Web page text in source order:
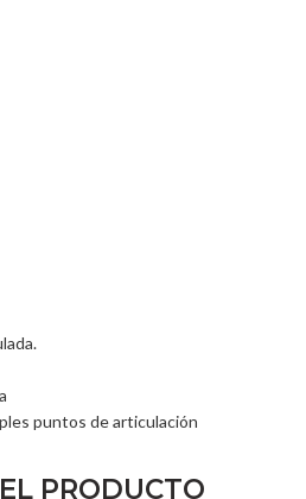
puntos de articulación
PRODUCTO